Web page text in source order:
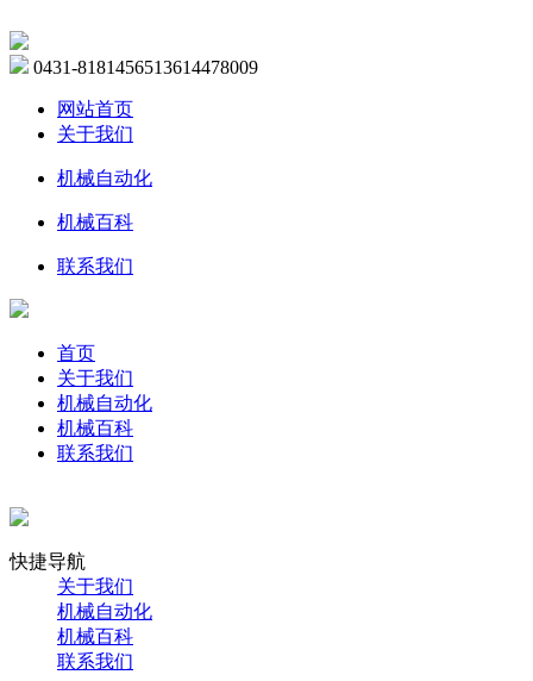
0431-8181456513614478009
网站首页
关于我们
机械自动化
机械百科
联系我们
首页
关于我们
机械自动化
机械百科
联系我们
快捷导航
关于我们
机械自动化
机械百科
联系我们